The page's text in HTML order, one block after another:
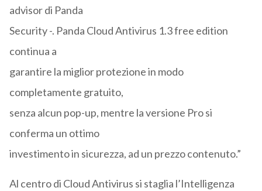
advisor di Panda
Security -. Panda Cloud Antivirus 1.3 free edition
continua a
garantire la miglior protezione in modo
completamente gratuito,
senza alcun pop-up, mentre la versione Pro si
conferma un ottimo
investimento in sicurezza, ad un prezzo contenuto.”
Al centro di Cloud Antivirus si staglia l’Intelligenza